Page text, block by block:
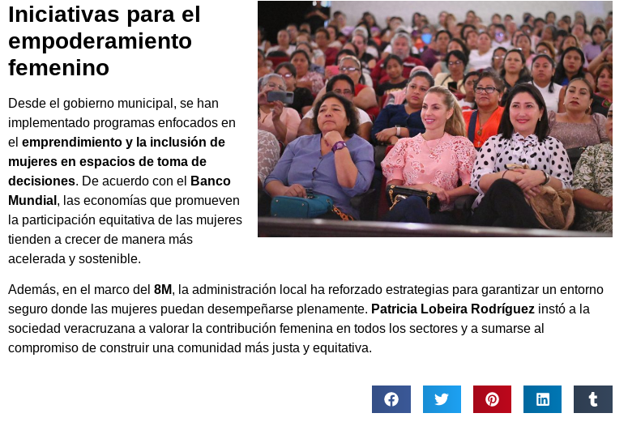
Iniciativas para el
empoderamiento
femenino
Desde el gobierno municipal, se han
implementado programas enfocados en
el emprendimiento y la inclusión de
mujeres en espacios de toma de
decisiones. De acuerdo con el
Banco
Mundial , las economías que promueven
la participación equitativa de las mujeres
tienden a crecer de manera más
acelerada y sostenible.
Además, en el marco del 8M, la administración local ha reforzado estrategias para garantizar un entorno
seguro donde las mujeres puedan desempeñarse plenamente. Patricia Lobeira Rodríguez instó a la
sociedad veracruzana a valorar la contribución femenina en todos los sectores y a sumarse al
compromiso de construir una comunidad más justa y equitativa.